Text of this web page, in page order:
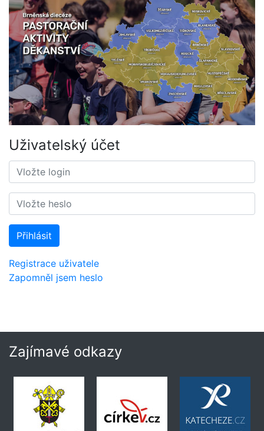
Uživatelský účet
Přihlásit
Registrace uživatele
Zapomněl jsem heslo
Zajímavé odkazy